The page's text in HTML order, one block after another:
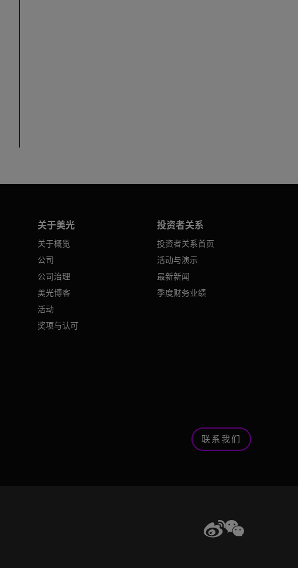
关于美光
关于概览
公司
公司治理
美光博客
活动
奖项与认可
投资者关系
投资者关系首页
活动与演示
最新新闻
季度财务业绩
联系我们